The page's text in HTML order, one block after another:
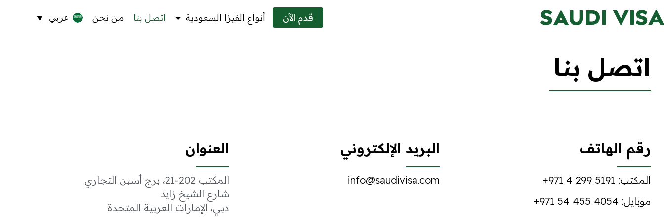
قدم الآن أنواع الفيزا السعودية​ اتصل بنا من نحن عربي
اتصل بنا
رقم الهاتف
المكتب: +971 4 299 5191
موبايل: +971 54 455 4054
البريد الإلكتروني
info@saudivisa.com
العنوان
المكتب 202-21، برج أسبن التجاري
شارع الشيخ زايد
دبي، الإمارات العربية المتحدة